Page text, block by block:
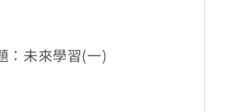
：未來學習(一)